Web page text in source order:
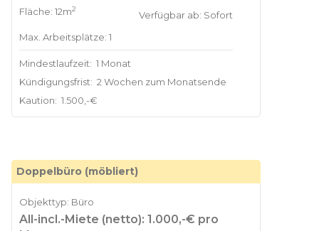
Fläche: 12m2
Max. Arbeitsplätze: 1
Verfügbar ab: Sofort
Mindestlaufzeit: 1 Monat
Kündigungsfrist: 2 Wochen zum Monatsende
Kaution: 1.500,-€
Doppelbüro (möbliert)
Objekttyp: Büro
All-incl.-Miete (netto): 1.000,-€ pro